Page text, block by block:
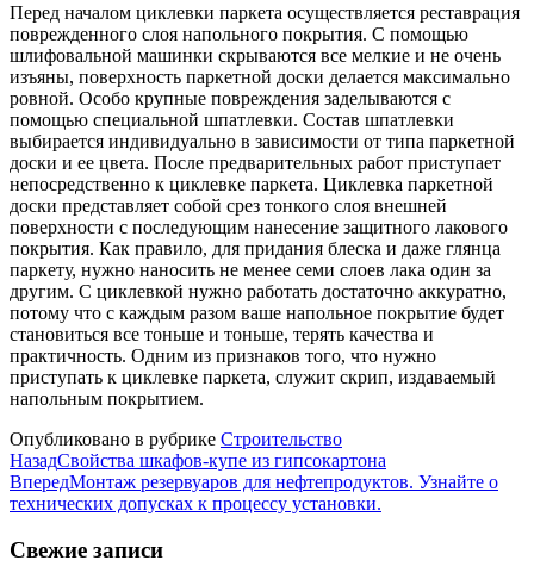
Перед началом циклевки паркета осуществляется реставрация
поврежденного слоя напольного покрытия. С помощью
шлифовальной машинки скрываются все мелкие и не очень
изъяны, поверхность паркетной доски делается максимально
ровной. Особо крупные повреждения заделываются с
помощью специальной шпатлевки. Состав шпатлевки
выбирается индивидуально в зависимости от типа паркетной
доски и ее цвета. После предварительных работ приступает
непосредственно к циклевке паркета. Циклевка паркетной
доски представляет собой срез тонкого слоя внешней
поверхности с последующим нанесение защитного лакового
покрытия. Как правило, для придания блеска и даже глянца
паркету, нужно наносить не менее семи слоев лака один за
другим. С циклевкой нужно работать достаточно аккуратно,
потому что с каждым разом ваше напольное покрытие будет
становиться все тоньше и тоньше, терять качества и
практичность. Одним из признаков того, что нужно
приступать к циклевке паркета, служит скрип, издаваемый
напольным покрытием.
Опубликовано в рубрике Строительство
НазадСвойства шкафов-купе из гипсокартона
ВпередМонтаж резервуаров для нефтепродуктов. Узнайте о
технических допусках к процессу установки.
Свежие записи